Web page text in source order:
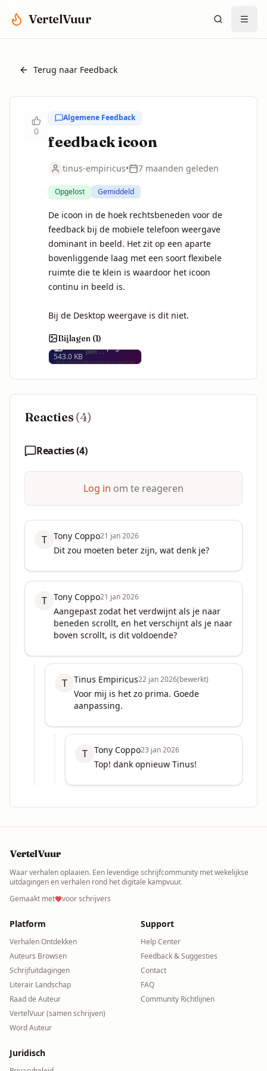
VertelVuur
Terug naar Feedback
0
Algemene Feedback
feedback icoon
tinus-empiricus• 7 maanden geleden
Opgelost Gemiddeld
De icoon in de hoek rechtsbeneden voor de
feedback bij de mobiele telefoon weergave
dominant in beeld. Het zit op een aparte
bovenliggende laag met een soort flexibele
ruimte die te klein is waardoor het icoon
continu in beeld is.
Bij de Desktop weergave is dit niet.
Bijlagen (1)
1000013003.png
543.0 KB
Reacties (4)
Reacties (4)
Log in om te reageren
T Tony Coppo21 jan 2026
Dit zou moeten beter zijn, wat denk je?
T Tony Coppo21 jan 2026
Aangepast zodat het verdwijnt als je naar
beneden scrollt, en het verschijnt als je naar
boven scrollt, is dit voldoende?
T Tinus Empiricus22 jan 2026(bewerkt)
Voor mij is het zo prima. Goede
aanpassing.
T Tony Coppo23 jan 2026
Top! dank opnieuw Tinus!
VertelVuur
Waar verhalen oplaaien. Een levendige schrijfcommunity met wekelijkse
uitdagingen en verhalen rond het digitale kampvuur.
Gemaakt met
voor schrijvers
Platform
Verhalen Ontdekken
Auteurs Browsen
Schrijfuitdagingen
Literair Landschap
Raad de Auteur
VertelVuur (samen schrijven)
Word Auteur
Support
Help Center
Feedback & Suggesties
Contact
FAQ
Community Richtlijnen
Juridisch